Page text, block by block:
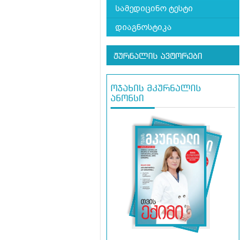
სამედიცინო ტესტი
დიაგნოსტიკა
ჟურნალის ავტორები
ოჯახის მკურნალის
ანონსი